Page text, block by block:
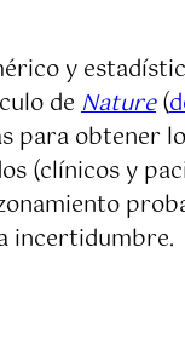
y
de Nature(
para obtener
(clínicos y
incertidumbre.